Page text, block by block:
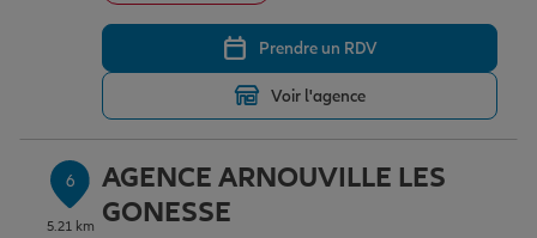
Prendre un RDV
Voir l'agence
6
5.21 km
AGENCE ARNOUVILLE LES
GONESSE